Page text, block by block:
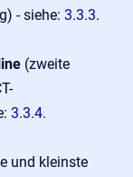
- siehe: 3.3.3.
(zweite
3.3.4.
und kleinste